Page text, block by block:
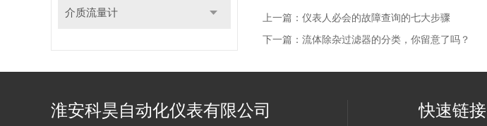
介质流量计 上一篇： 仪表人必会的故障查询的七大步骤
下一篇： 流体除杂过滤器的分类，你留意了吗？
淮安科昊自动化仪表有限公司 快速链接